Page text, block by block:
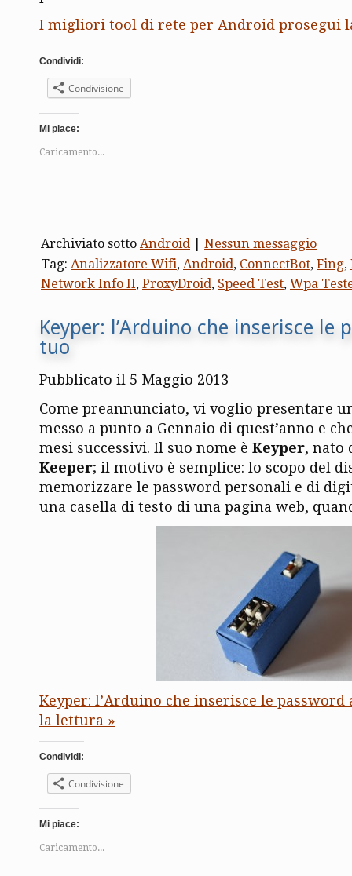
I migliori tool di rete per Android prosegui
Condividi:
Condivisione
Mi piace:
Caricamento...
Archiviato sotto Android
Nessun messaggio
Tag: Analizzatore Wifi, Android, ConnectBot, Fing,
Network Info II, ProxyDroid, Speed Test, Wpa
Keyper: l’Arduino che inserisce le
tuo
Pubblicato il 5 Maggio 2013
Come preannunciato, vi voglio presentare
messo a punto a Gennaio di quest’anno e
mesi successivi. Il suo nome è Keyper, nato
Keeper; il motivo è semplice: lo scopo del
memorizzare le password personali e di
una casella di testo di una pagina web,
Keyper: l’Arduino che inserisce le
la lettura »
Condividi:
Condivisione
Mi piace:
Caricamento...